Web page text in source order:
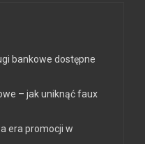
bankowe dostępne
– jak uniknąć faux
era promocji w